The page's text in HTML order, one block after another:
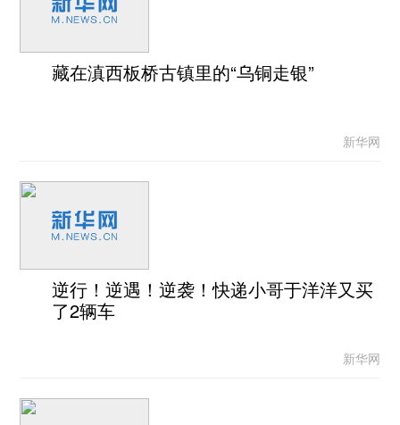
藏在滇西板桥古镇里的“乌铜走银”
新华网
逆行！逆遇！逆袭！快递小哥于洋洋又买
了2辆车
新华网